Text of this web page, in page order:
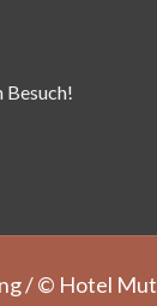
Besuch!
/ © Hotel